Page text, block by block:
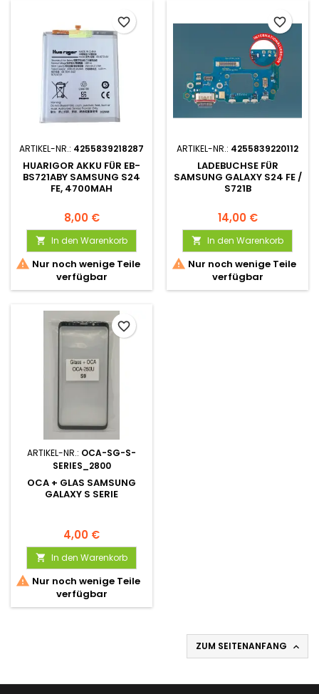
ARTIKEL-NR.: 4255839218287
HUARIGOR AKKU FÜR EB-
BS721ABY SAMSUNG S24
FE, 4700MAH
8,00 €
 In den Warenkorb
 Nur noch wenige Teile
verfügbar
favorite_border
ARTIKEL-NR.: 4255839220112
LADEBUCHSE FÜR
SAMSUNG GALAXY S24 FE /
S721B
14,00 €
 In den Warenkorb
 Nur noch wenige Teile
verfügbar
favorite_border
ARTIKEL-NR.: OCA-SG-S-
SERIES_2800
OCA + GLAS SAMSUNG
GALAXY S SERIE
4,00 €
 In den Warenkorb
 Nur noch wenige Teile
verfügbar
favorite_border
ZUM SEITENANFANG 